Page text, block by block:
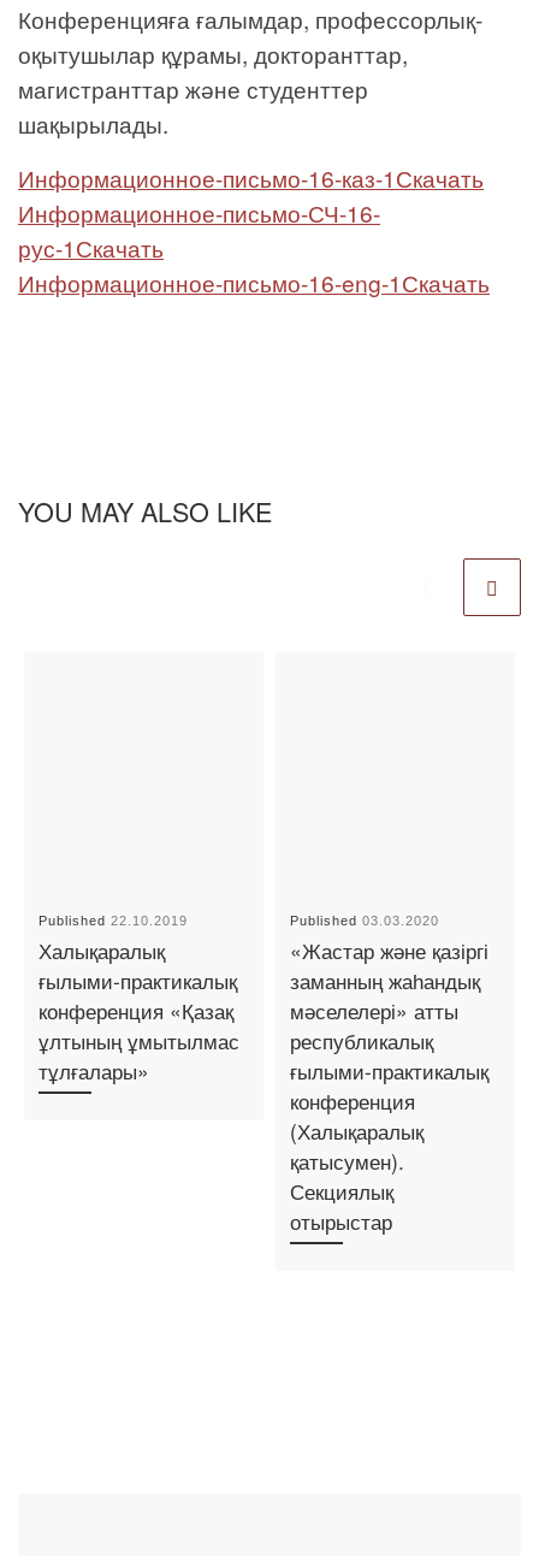
Конференцияға ғалымдар, профессорлық-
оқытушылар құрамы, докторанттар,
магистранттар және студенттер
шақырылады.
Информационное-письмо-16-каз-1Скачать
Информационное-письмо-СЧ-16-
рус-1Скачать
Информационное-письмо-16-eng-1Скачать
YOU MAY ALSO LIKE
Published22.10.2019
Халықаралық
ғылыми-практикалық
конференция «Қазақ
ұлтының ұмытылмас
тұлғалары»
Published03.03.2020
«Жастар және қазіргі
заманның жаһандық
мәселелері» атты
республикалық
ғылыми-практикалық
конференция
(Халықаралық
қатысумен).
Секциялық
отырыстар